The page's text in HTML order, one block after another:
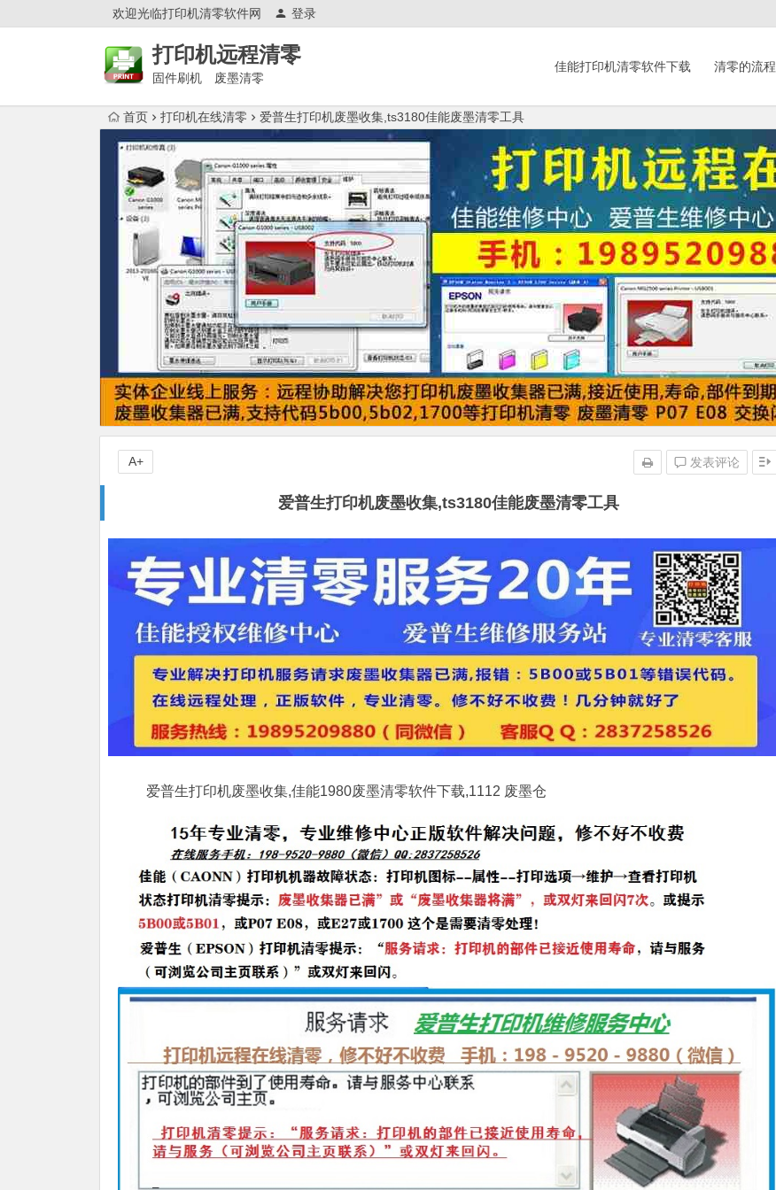
欢迎光临打印机清零软件网 登录
打印机远程清零
固件刷机 废墨清零
佳能打印机清零软件下载 清零的流程
首页 打印机在线清零 爱普生打印机废墨收集,ts3180佳能废墨清零工具
爱普生打印机废墨收集,ts3180佳能废墨清零工具
发表评论
A+
爱普生打印机废墨收集,佳能1980废墨清零软件下载,1112 废墨仓